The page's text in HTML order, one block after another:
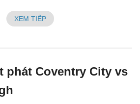
XEM TIẾP
phát Coventry City vs